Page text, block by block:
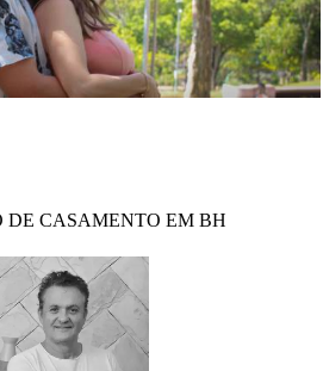
2394 0
DE CASAMENTO EM BH